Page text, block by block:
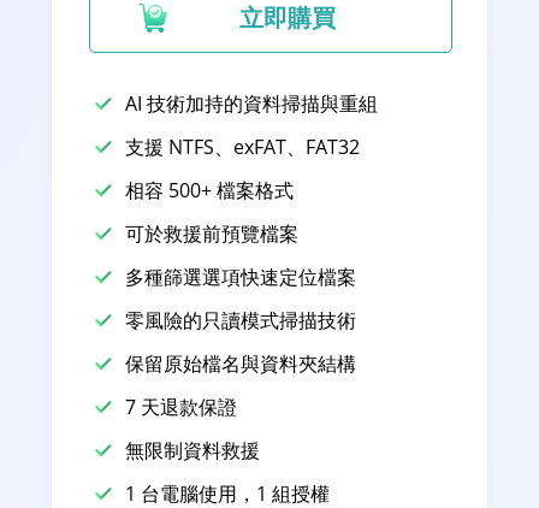
立即購買
AI 技術加持的資料掃描與重組
支援 NTFS、exFAT、FAT32
相容 500+ 檔案格式
可於救援前預覽檔案
多種篩選選項快速定位檔案
零風險的只讀模式掃描技術
保留原始檔名與資料夾結構
7 天退款保證
無限制資料救援
1 台電腦使用，1 組授權